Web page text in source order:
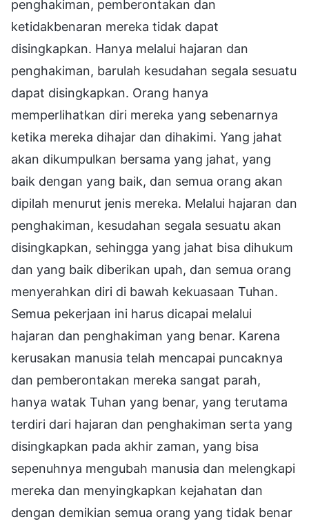
penghakiman, pemberontakan dan
ketidakbenaran mereka tidak dapat
disingkapkan. Hanya melalui hajaran dan
penghakiman, barulah kesudahan segala sesuatu
dapat disingkapkan. Orang hanya
memperlihatkan diri mereka yang sebenarnya
ketika mereka dihajar dan dihakimi. Yang jahat
akan dikumpulkan bersama yang jahat, yang
baik dengan yang baik, dan semua orang akan
dipilah menurut jenis mereka. Melalui hajaran dan
penghakiman, kesudahan segala sesuatu akan
disingkapkan, sehingga yang jahat bisa dihukum
dan yang baik diberikan upah, dan semua orang
menyerahkan diri di bawah kekuasaan Tuhan.
Semua pekerjaan ini harus dicapai melalui
hajaran dan penghakiman yang benar. Karena
kerusakan manusia telah mencapai puncaknya
dan pemberontakan mereka sangat parah,
hanya watak Tuhan yang benar, yang terutama
terdiri dari hajaran dan penghakiman serta yang
disingkapkan pada akhir zaman, yang bisa
sepenuhnya mengubah manusia dan melengkapi
mereka dan menyingkapkan kejahatan dan
dengan demikian semua orang yang tidak benar